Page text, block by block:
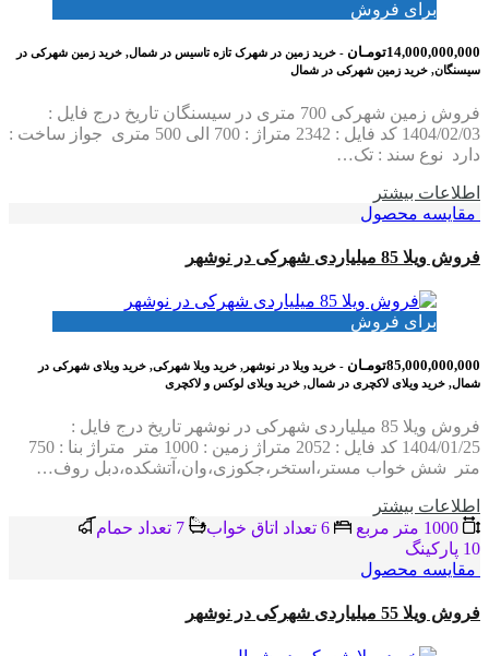
برای فروش
14,000,000,000تومـان
- خرید زمین در شهرک تازه تاسیس در شمال, خرید زمین شهرکی در
سیسنگان, خرید زمین شهرکی در شمال
فروش زمین شهرکی 700 متری در سیسنگان تاریخ درج فایل :
1404/02/03 کد فایل : 2342 متراژ : 700 الی 500 متری جواز ساخت :
دارد نوع سند : تک…
اطلاعات بيشتر
مقایسه محصول
فروش ویلا 85 میلیاردی شهرکی در نوشهر
برای فروش
85,000,000,000تومـان
- خرید ویلا در نوشهر, خرید ویلا شهرکی, خرید ویلای شهرکی در
شمال, خرید ویلای لاکچری در شمال, خرید ویلای لوکس و لاکچری
فروش ویلا 85 میلیاردی شهرکی در نوشهر تاریخ درج فایل :
1404/01/25 کد فایل : 2052 متراژ زمین : 1000 متر متراژ بنا : 750
متر شش خواب مستر،استخر،جکوزی،وان،آتشکده،دبل روف…
اطلاعات بيشتر
10 پاركينگ
مقایسه محصول
فروش ویلا 55 میلیاردی شهرکی در نوشهر